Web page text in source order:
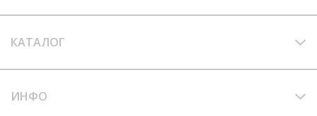
КАТАЛОГ
ИНФО